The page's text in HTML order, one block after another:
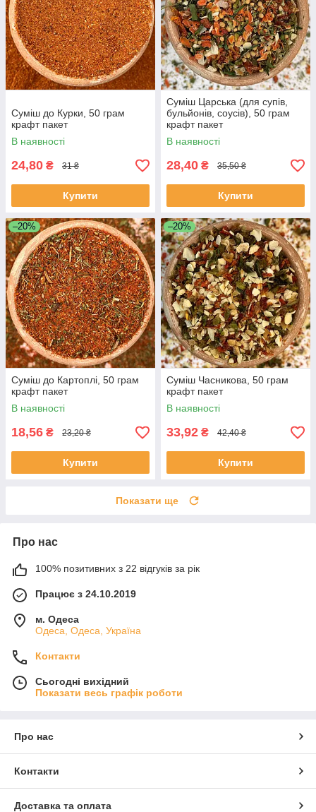
Суміш до Курки, 50 грам
крафт пакет
В наявності
24,80 ₴ 31 ₴
Купити
Суміш Царська (для супів,
бульйонів, соусів), 50 грам
крафт пакет
В наявності
28,40 ₴ 35,50 ₴
Купити
–20%
Суміш до Картоплі, 50 грам
крафт пакет
В наявності
18,56 ₴ 23,20 ₴
Купити
–20%
Суміш Часникова, 50 грам
крафт пакет
В наявності
33,92 ₴ 42,40 ₴
Купити
Показати ще
Про нас
100% позитивних з 22 відгуків за рік
Працює з 24.10.2019
м. Одеса
Одеса, Одеса, Україна
Контакти
Сьогодні вихідний
Показати весь графік роботи
Про нас
Контакти
Доставка та оплата